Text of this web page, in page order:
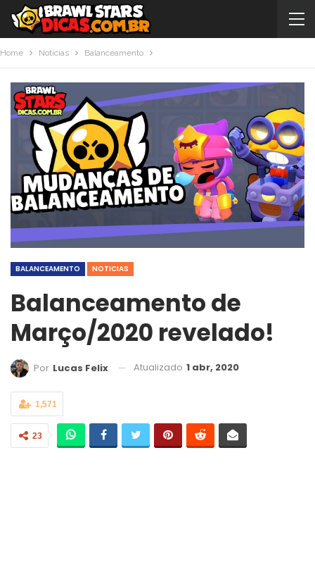
Home Noticias Balanceamento
BALANCEAMENTO NOTICIAS
Balanceamento de
Março/2020 revelado!
Por Lucas Felix Atualizado 1 abr, 2020
1,571
23